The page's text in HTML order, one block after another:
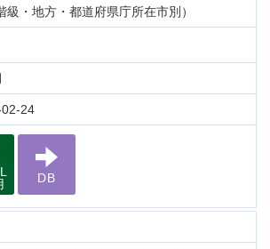
・地方・都道府県庁所在市別）
24
DB